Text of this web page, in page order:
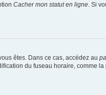
Cacher mon statut en ligne . Si
êtes. Dans ce cas, accédez au
du fuseau horaire, comme